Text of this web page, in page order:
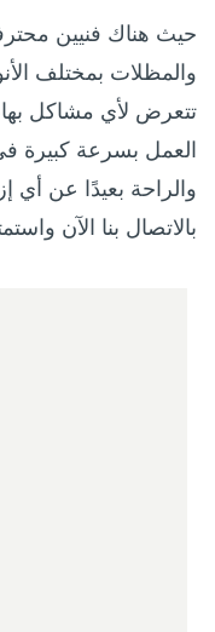
حيث هناك فنيين
والمظلات بمختلف
تتعرض لأي مشاكل
العمل بسرعة كبيرة
والراحة بعيدًا عن
بالاتصال بنا الآن